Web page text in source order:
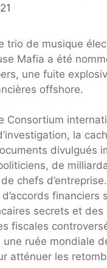
trio de musique
Mafia a été
une fuite
offshore.
Consortium
la
divulgués
de
chefs
financiers
secrets et des
fiscales
ruée mondiale
atténuer les